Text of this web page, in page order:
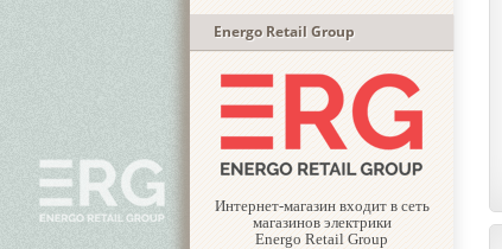
Energo Retail Group
Интернет-магазин входит в сеть
магазинов электрики
Energo Retail Group